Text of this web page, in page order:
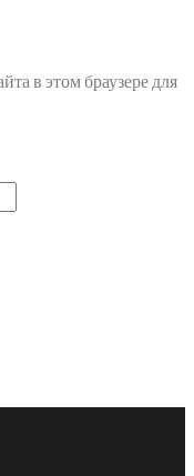
в этом браузере для